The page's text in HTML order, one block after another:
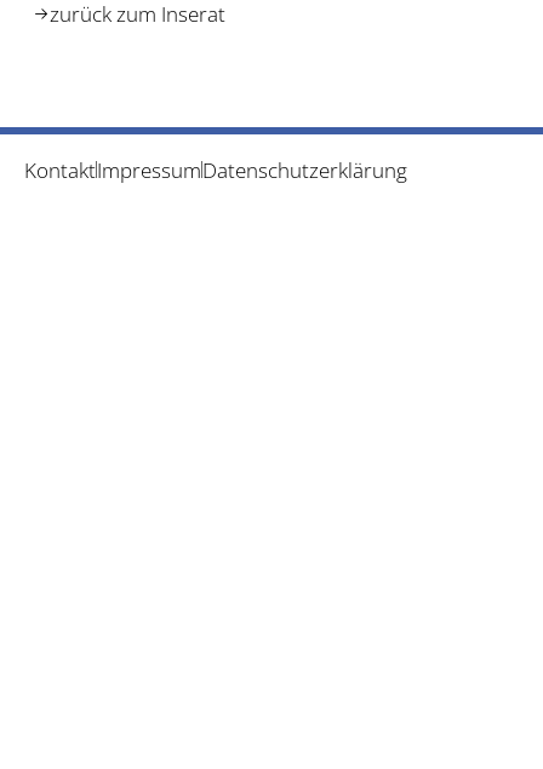
zurück zum Inserat
KontaktImpressumDatenschutzerklärung